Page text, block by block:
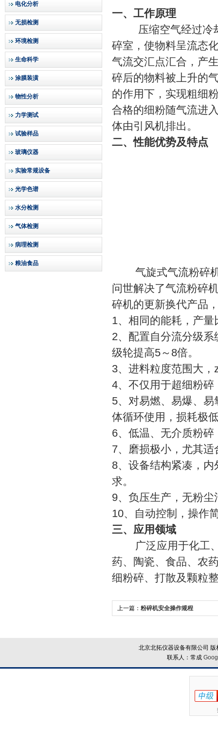
电化分析
无损检测
环境检测
生命科学
涂膜装潢
物性分析
力学测试
试验样品
玻璃仪器
实验常规设备
光学色谱
水分检测
气体检测
病理检测
粮油食品
一、工作原理
压缩空气经过冷却
碎室，使物料呈流态
气流交汇点汇合，产
碎后的物料被上升的
的作用下，实现粗细
合格的细粉随气流进
体由引风机排出。
二、性能优势及特点
气旋式气流粉碎机
问世解决了气流粉碎
碎机的更新换代产品
1、相同的能耗，产
2、配置自分流分级
级轮提高5～8倍。
3、进料粒度范围大
4、不仅用于超细粉
5、对易燃、易爆、
体循环使用，损耗极
6、低温、无介质粉
7、磨损极小，尤其
8、设备结构紧凑，
求。
9、负压生产，无粉
10、自动控制，操作
三、应用领域
广泛应用于化工、
药、陶瓷、食品、农
细粉碎、打散及颗粒
上一篇： 粉碎机安全操作规程
北京北拓仪器设备有限公司
联系人：常成